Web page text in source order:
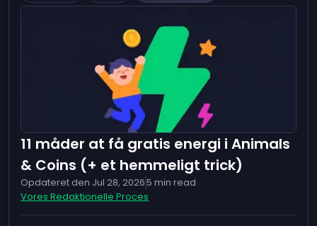
11 måder at få gratis energi i Animals
& Coins (+ et hemmeligt trick)
Opdateret den Jul 28, 20265 min read
Vores Redaktionelle Proces